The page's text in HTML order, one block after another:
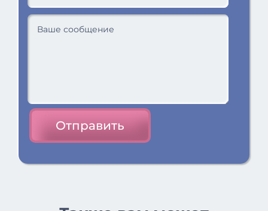
Отправить